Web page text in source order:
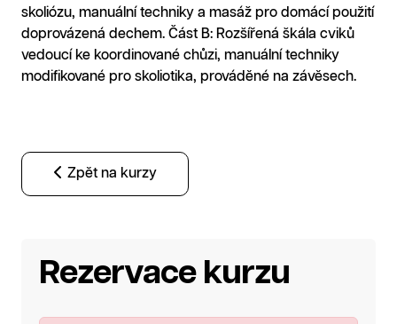
skoliózu, manuální techniky a masáž pro domácí použití
doprovázená dechem. Část B: Rozšířená škála cviků
vedoucí ke koordinované chůzi, manuální techniky
modifikované pro skoliotika, prováděné na závěsech.
Zpět na kurzy
Rezervace kurzu